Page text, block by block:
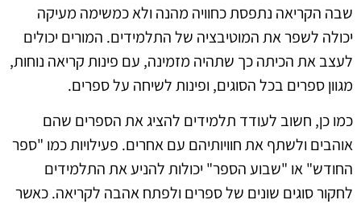
שבה הקריאה נתפסת כחוויה מהנה ולא כמשימה מעיקה
יכולה לשפר את המוטיבציה של התלמידים. המורים יכולים
לעצב את הכיתה כך שתהיה מזמינה, עם פינות קריאה נוחות,
מגוון ספרים בכל הסוגים, ופינות לשיחה על ספרים.
כמו כן, חשוב לעודד תלמידים להציג את הספרים שהם
אוהבים ולשתף את חוויותיהם עם אחרים. פעילויות כמו "ספר
החודש" או "שבוע הספר" יכולות להניע את התלמידים
לחקור סוגים שונים של ספרים ולפתח אהבה לקריאה. כאשר